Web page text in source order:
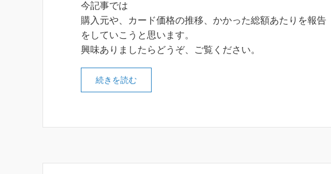
今記事では
購入元や、カード価格の推移、かかった総額あたりを報告
をしていこうと思います。
興味ありましたらどうぞ、ご覧ください。
続きを読む